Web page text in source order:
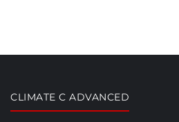
CLIMATE C ADVANCED